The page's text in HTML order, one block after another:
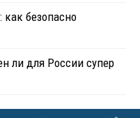
как безопасно
ли для России супер